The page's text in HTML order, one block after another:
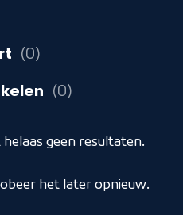
0
0
geen resultaten.
het later opnieuw.